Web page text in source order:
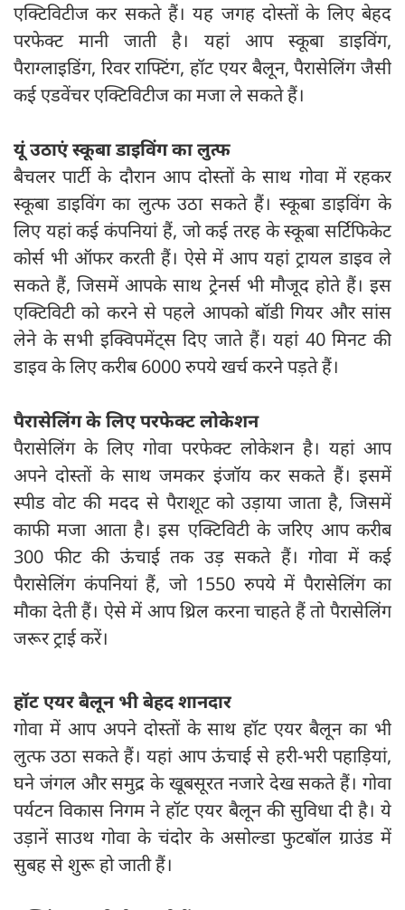
एक्टिविटीज कर सकते हैं। यह जगह दोस्तों के लिए बेहद
परफेक्ट मानी जाती है। यहां आप स्कूबा डाइविंग,
पैराग्लाइडिंग, रिवर राफ्टिंग, हॉट एयर बैलून, पैरासेलिंग जैसी
कई एडवेंचर एक्टिविटीज का मजा ले सकते हैं।
यूं उठाएं स्कूबा डाइविंग का लुत्फ
बैचलर पार्टी के दौरान आप दोस्तों के साथ गोवा में रहकर
स्कूबा डाइविंग का लुत्फ उठा सकते हैं। स्कूबा डाइविंग के
लिए यहां कई कंपनियां हैं, जो कई तरह के स्कूबा सर्टिफिकेट
कोर्स भी ऑफर करती हैं। ऐसे में आप यहां ट्रायल डाइव ले
सकते हैं, जिसमें आपके साथ ट्रेनर्स भी मौजूद होते हैं। इस
एक्टिविटी को करने से पहले आपको बॉडी गियर और सांस
लेने के सभी इक्विपमेंट्स दिए जाते हैं। यहां 40 मिनट की
डाइव के लिए करीब 6000 रुपये खर्च करने पड़ते हैं।
पैरासेलिंग के लिए परफेक्ट लोकेशन
पैरासेलिंग के लिए गोवा परफेक्ट लोकेशन है। यहां आप
अपने दोस्तों के साथ जमकर इंजॉय कर सकते हैं। इसमें
स्पीड वोट की मदद से पैराशूट को उड़ाया जाता है, जिसमें
काफी मजा आता है। इस एक्टिविटी के जरिए आप करीब
300 फीट की ऊंचाई तक उड़ सकते हैं। गोवा में कई
पैरासेलिंग कंपनियां हैं, जो 1550 रुपये में पैरासेलिंग का
मौका देती हैं। ऐसे में आप थ्रिल करना चाहते हैं तो पैरासेलिंग
जरूर ट्राई करें।
हॉट एयर बैलून भी बेहद शानदार
गोवा में आप अपने दोस्तों के साथ हॉट एयर बैलून का भी
लुत्फ उठा सकते हैं। यहां आप ऊंचाई से हरी-भरी पहाड़ियां,
घने जंगल और समुद्र के खूबसूरत नजारे देख सकते हैं। गोवा
पर्यटन विकास निगम ने हॉट एयर बैलून की सुविधा दी है। ये
उड़ानें साउथ गोवा के चंदोर के असोल्डा फुटबॉल ग्राउंड में
सुबह से शुरू हो जाती हैं।